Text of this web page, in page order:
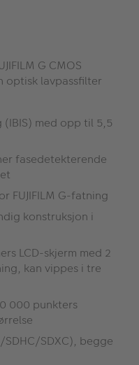
G CMOS
optisk lavpassfilter
med opp til 5,5
fasedetekterende
FUJIFILM G-fatning
konstruksjon i
LCD-skjerm med 2
kan vippes i tre
000 punkters
SDXC), begge